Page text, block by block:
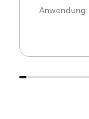
Anwendung: